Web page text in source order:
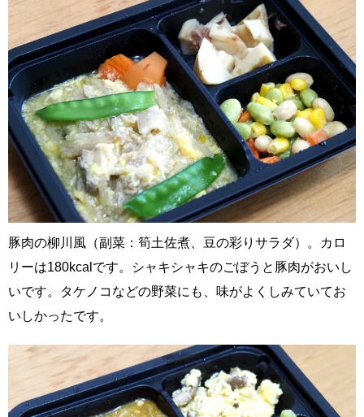
豚肉の柳川風（副菜：筍土佐煮、豆の彩りサラダ）。カロ
リーは180kcalです。シャキシャキのごぼうと豚肉がおいし
いです。タケノコなどの野菜にも、味がよくしみていてお
いしかったです。